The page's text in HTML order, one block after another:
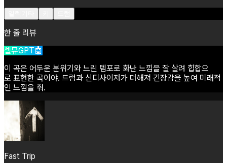
한 줄 리뷰
셀뮤GPT🤖
이 곡은 어두운 분위기와 느린 템포로 화난 느낌을 잘 살려 힙합으
로 표현한 곡이야. 드럼과 신디사이저가 더해져 긴장감을 높여 미래적
인 느낌을 줘.
Fast Trip